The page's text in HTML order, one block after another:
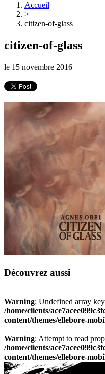
Accueil
>
citizen-of-glass
citizen-of-glass
le 15 novembre 2016
Découvrez aussi
Warning: Undefined array
/home/clients/
content/themes/ellebore-
Warning: Attempt to read
/home/clients/
content/themes/ellebore-